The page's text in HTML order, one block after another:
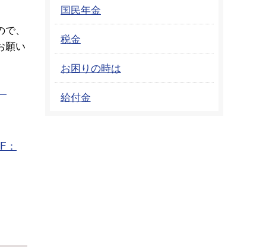
、
願い
国民年金
税金
お困りの時は
給付金